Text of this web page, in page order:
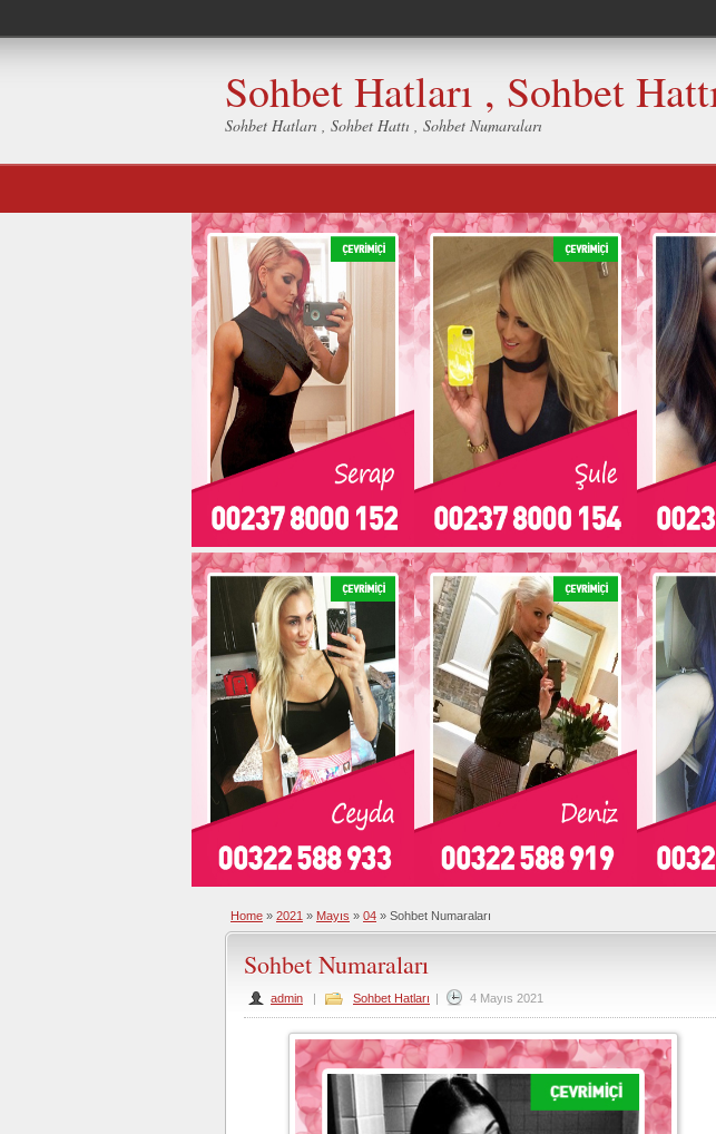
Sohbet Hatları , Sohbet
Sohbet Hatları , Sohbet Hattı , Sohbet Numaraları
Home » 2021 » Mayıs » 04 » Sohbet Numaraları
Sohbet Numaraları
admin | Sohbet Hatları | 4 Mayıs 2021